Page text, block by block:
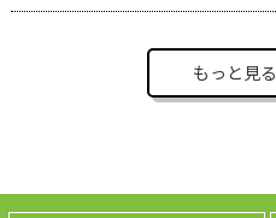
もっと見る